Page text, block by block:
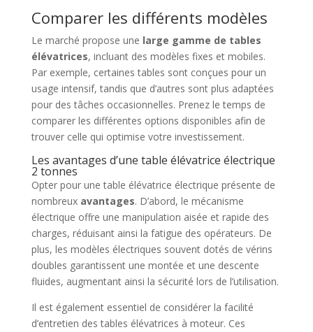
Comparer les différents modèles
Le marché propose une large gamme de tables
élévatrices, incluant des modèles fixes et mobiles.
Par exemple, certaines tables sont conçues pour un
usage intensif, tandis que d’autres sont plus adaptées
pour des tâches occasionnelles. Prenez le temps de
comparer les différentes options disponibles afin de
trouver celle qui optimise votre investissement.
Les avantages d’une table élévatrice électrique
2 tonnes
Opter pour une table élévatrice électrique présente de
nombreux avantages. D’abord, le mécanisme
électrique offre une manipulation aisée et rapide des
charges, réduisant ainsi la fatigue des opérateurs. De
plus, les modèles électriques souvent dotés de vérins
doubles garantissent une montée et une descente
fluides, augmentant ainsi la sécurité lors de l’utilisation.
Il est également essentiel de considérer la facilité
d’entretien des tables élévatrices à moteur. Ces